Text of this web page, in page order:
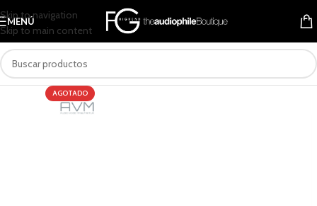
Skip to navigation
Skip to main content
MENÚ
AGOTADO